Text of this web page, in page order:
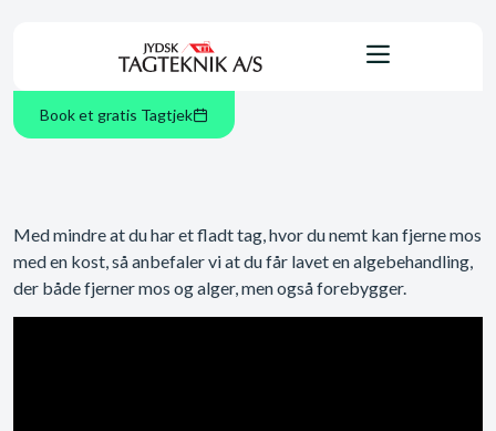
Book et gratis Tagtjek
Med mindre at du har et fladt tag, hvor du nemt kan fjerne mos
med en kost, så anbefaler vi at du får lavet en algebehandling,
der både fjerner mos og alger, men også forebygger.